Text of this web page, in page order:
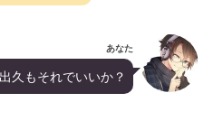
あなた
久もそれでいいか？